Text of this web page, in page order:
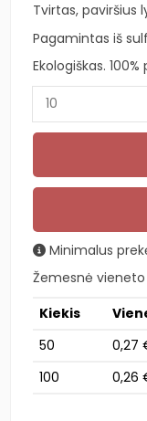
Tvirtas, paviršius
Pagamintas iš
Ekologiškas.
Minimalus
Žemesnė
Kiekis
50
0,27
100
0,26